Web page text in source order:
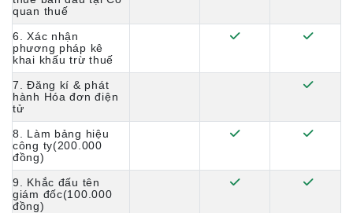
quan thuế
6. Xác nhận
phương pháp kê
khai khấu trừ thuế
7. Đăng kí & phát
hành Hóa đơn điện
tử
8. Làm bảng hiệu
công ty(200.000
đồng)
9. Khắc đấu tên
giám đốc(100.000
đồng)